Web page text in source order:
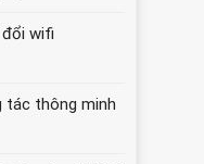
Nhân
Thường
đổi wifi
tác thông minh